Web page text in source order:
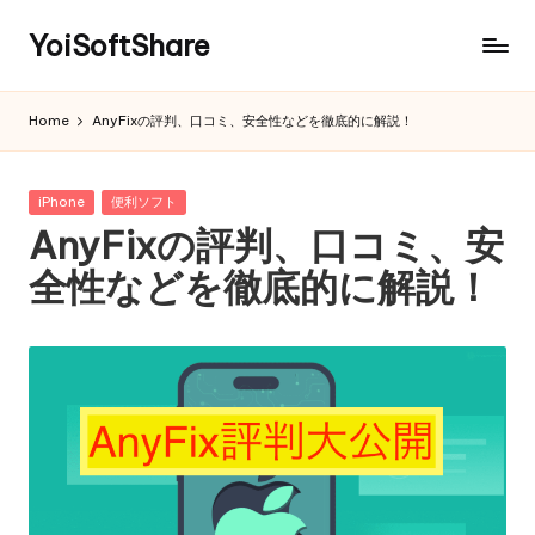
YoiSoftShare
Home AnyFixの評判、口コミ、安全性などを徹底的に解説！
Posted
iPhone 便利ソフト
AnyFixの評判、口コミ、安
全性などを徹底的に解説！